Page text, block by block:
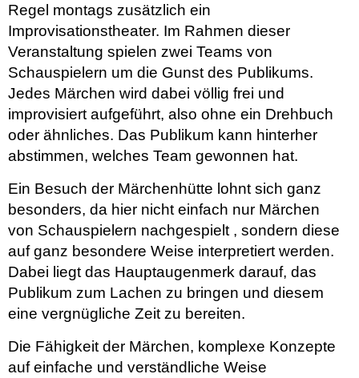
Regel montags zusätzlich ein
Improvisationstheater. Im Rahmen dieser
Veranstaltung spielen zwei Teams von
Schauspielern um die Gunst des Publikums.
Jedes Märchen wird dabei völlig frei und
improvisiert aufgeführt, also ohne ein Drehbuch
oder ähnliches. Das Publikum kann hinterher
abstimmen, welches Team gewonnen hat.
Ein Besuch der Märchenhütte lohnt sich ganz
besonders, da hier nicht einfach nur Märchen
von Schauspielern nachgespielt , sondern diese
auf ganz besondere Weise interpretiert werden.
Dabei liegt das Hauptaugenmerk darauf, das
Publikum zum Lachen zu bringen und diesem
eine vergnügliche Zeit zu bereiten.
Die Fähigkeit der Märchen, komplexe Konzepte
auf einfache und verständliche Weise